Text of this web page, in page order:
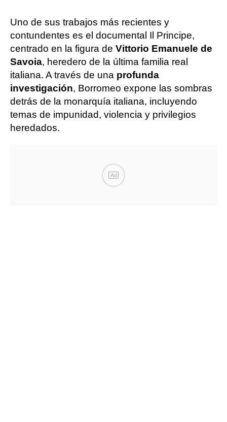
Uno de sus trabajos más recientes y
contundentes es el documental Il Principe,
centrado en la figura de Vittorio Emanuele de
Savoia, heredero de la última familia real
italiana. A través de una profunda
investigación, Borromeo expone las sombras
detrás de la monarquía italiana, incluyendo
temas de impunidad, violencia y privilegios
heredados.
Ad